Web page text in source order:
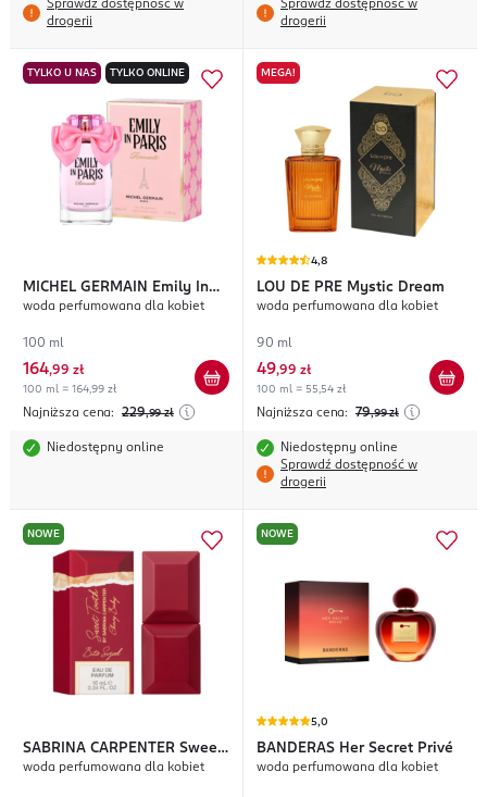
Sprawdź dostępność w
drogerii
Sprawdź dostępność w
drogerii
TYLKO U NAS TYLKO ONLINE
MICHEL GERMAIN
Emily In
Paris Romantic
woda perfumowana dla kobiet
100 ml
164,99 zł
100 ml = 164,99 zł
Najniższa cena: 229,99 zł
Niedostępny online
MEGA!
4,8
LOU DE PRE Mystic Dream
woda perfumowana dla kobiet
90 ml
49,99 zł
100 ml = 55,54 zł
Najniższa cena: 79,99 zł
Niedostępny online
Sprawdź dostępność w
drogerii
NOWE
SABRINA CARPENTER Sweet
Tooth Cherry Baby
woda perfumowana dla kobiet
NOWE
5,0
BANDERAS Her Secret Privé
woda perfumowana dla kobiet